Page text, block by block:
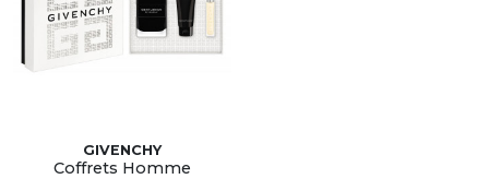
GIVENCHY
Coffrets Homme